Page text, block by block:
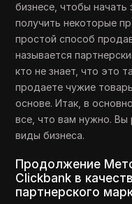
бизнесе, чтобы начать
получить некоторые
простой способ
называется
кто не знает, что это
продаете чужие
основе. Итак, в
все, что вам нужно. Вы
виды бизнеса.
Продолжение
Clickbank в
партнерского